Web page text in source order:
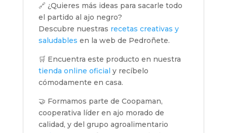
🔗 ¿Quieres más ideas para sacarle todo
el partido al ajo negro?
Descubre nuestras recetas creativas y
saludables en la web de Pedroñete.
🛒 Encuentra este producto en nuestra
tienda online oficial y recíbelo
cómodamente en casa.
🤝 Formamos parte de Coopaman,
cooperativa líder en ajo morado de
calidad, y del grupo agroalimentario